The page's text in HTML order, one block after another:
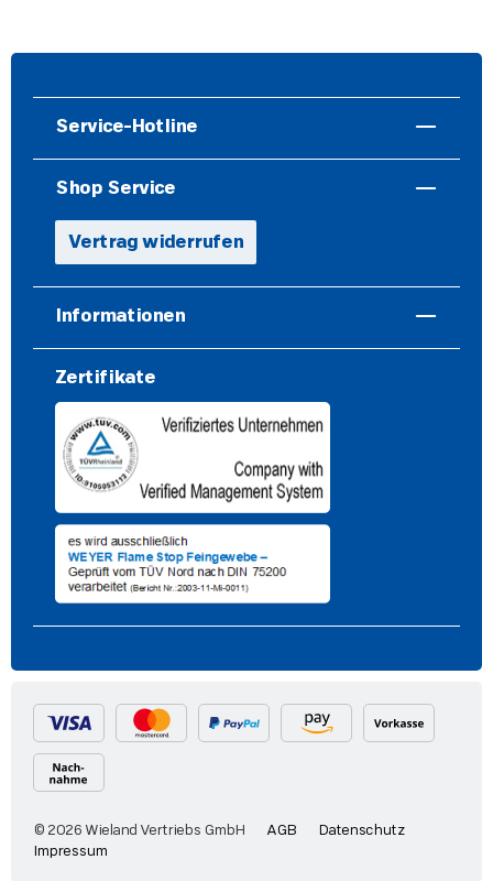
Service-Hotline
Shop Service
Vertrag widerrufen
Informationen
Zertifikate
© 2026 Wieland Vertriebs GmbH AGB
Datenschutz
Impressum